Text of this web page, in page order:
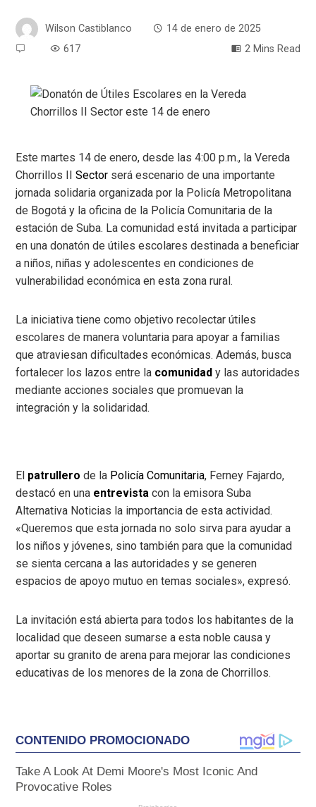
Wilson Castiblanco
14 de enero de 2025
617
2 Mins Read
Este martes 14 de enero, desde las 4:00 p.m., la Vereda
Chorrillos IISector será escenario de una importante
jornada solidaria organizada por la Policía Metropolitana
de Bogotá y la oficina de la Policía Comunitaria de la
estación de Suba. La comunidad está invitada a participar
en una donatón de útiles escolares destinada a beneficiar
a niños, niñas y adolescentes en condiciones de
vulnerabilidad económica en esta zona rural.
La iniciativa tiene como objetivo recolectar útiles
escolares de manera voluntaria para apoyar a familias
que atraviesan dificultades económicas. Además, busca
fortalecer los lazos entre la comunidad y las autoridades
mediante acciones sociales que promuevan la
integración y la solidaridad.
El patrullero de la Policía Comunitaria, Ferney Fajardo,
destacó en una entrevista con la emisora Suba
Alternativa Noticias la importancia de esta actividad.
«Queremos que esta jornada no solo sirva para ayudar a
los niños y jóvenes, sino también para que la comunidad
se sienta cercana a las autoridades y se generen
espacios de apoyo mutuo en temas sociales», expresó.
La invitación está abierta para todos los habitantes de la
localidad que deseen sumarse a esta noble causa y
aportar su granito de arena para mejorar las condiciones
educativas de los menores de la zona de Chorrillos.